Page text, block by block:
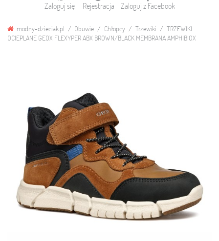
Zaloguj się Rejestracja Zaloguj z Facebook
modny-dzieciak.pl Obuwie Chłopcy Trzewiki
TRZEWIKI
OCIEPLANE GEOX FLEXYPER ABX BROWN/BLACK MEMBRANA AMPHIBIOX